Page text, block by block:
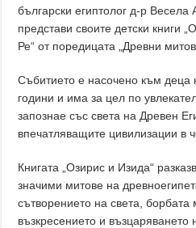
български египтолог д-р Весела
представи своите детски книги
Ре“ от поредицата „Древни
Събитието е насочено към деца
години и има за цел по
запознае със света на Древен
впечатляващите цивилизации в
Книгата „Озирис и Изида“
значими митове на
сътворението на света, борбата
възкресението и възцаряването